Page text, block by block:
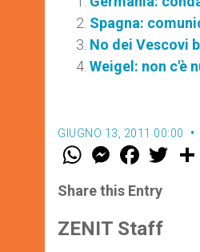
Spagna:
No dei Vescovi
Weigel: non c'è
GIUGNO 13, 2011 00:00
W
t
s
p
p
M
e
s
e
g
e
F
a
e
b
o
k
w
Share this Entry
ZENIT Staff